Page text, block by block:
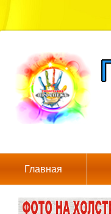
Главная